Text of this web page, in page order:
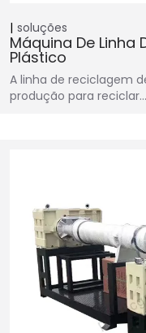
soluções
Máquina De Linha
Plástico
A linha de reciclagem
produção para reciclar…